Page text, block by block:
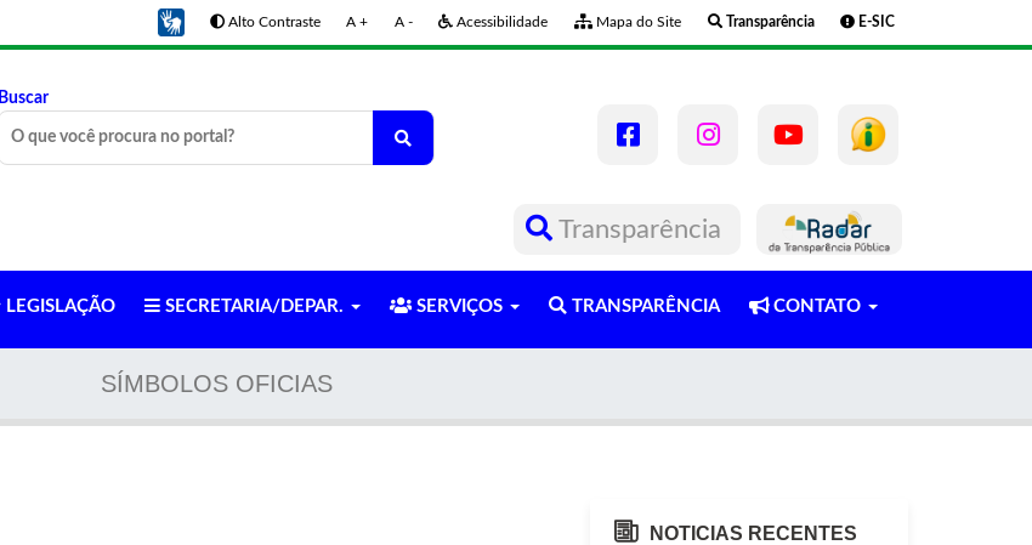
Alto Contraste A + A - Acessibilidade Mapa do Site Transparência E-SIC
Buscar
Transparência
LEGISLAÇÃO SECRETARIA/DEPAR. SERVIÇOS TRANSPARÊNCIA CONTATO
SÍMBOLOS OFICIAS
NOTICIAS RECENTES